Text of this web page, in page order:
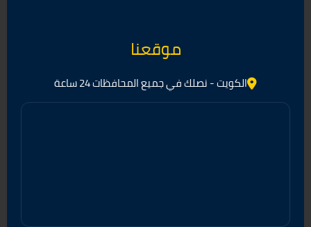
موقعنا
الكويت - نصلك في جميع المحافظات 24 ساعة